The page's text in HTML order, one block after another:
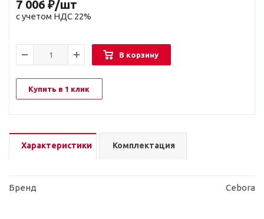
7 006 ₽/шт
с учетом НДС 22%
В корзину
Купить в 1 клик
Характеристики Комплектация
Бренд Cebora